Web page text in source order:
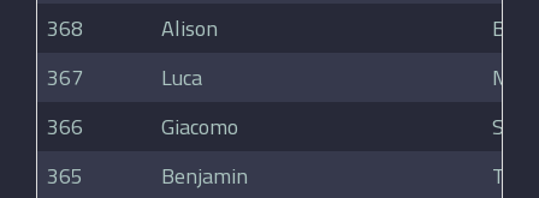
368
Alison
367
Luca
366
Giacomo
365
Benjamin
Tong